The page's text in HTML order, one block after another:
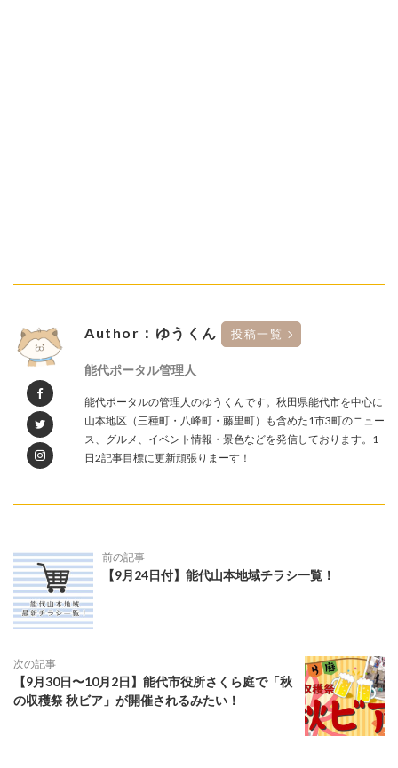
Author：ゆうくん 投稿一覧
能代ポータル管理人
能代ポータルの管理人のゆうくんです。秋田県能代市を中心に
山本地区（三種町・八峰町・藤里町）も含めた1市3町のニュー
ス、グルメ、イベント情報・景色などを発信しております。1
日2記事目標に更新頑張りまーす！
前の記事
【9月24日付】能代山本地域チラシ一覧！
次の記事
【9月30日〜10月2日】能代市役所さくら庭で「秋
の収穫祭 秋ビア」が開催されるみたい！